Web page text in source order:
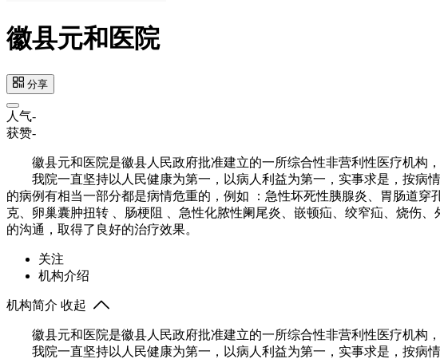
徽县元和医院
分享
人气-
获赞-
徽县元和医院是徽县人民政府批准建立的一所综合性非营利性医疗机构，
我院一直坚持以人民健康为第一，以病人利益为第一，实事求是，按病
的病例有相当一部分都是病情危重的，例如 ：急性坏死性胰腺炎、胃肠道
克、卵巢囊肿扭转 、肠梗阻 、急性化脓性阑尾炎、嵌顿疝、绞窄疝、烧伤
的沟通，取得了良好的治疗效果。
关注
机构介绍
机构简介 收起
徽县元和医院是徽县人民政府批准建立的一所综合性非营利性医疗机构，
我院一直坚持以人民健康为第一，以病人利益为第一，实事求是，按病